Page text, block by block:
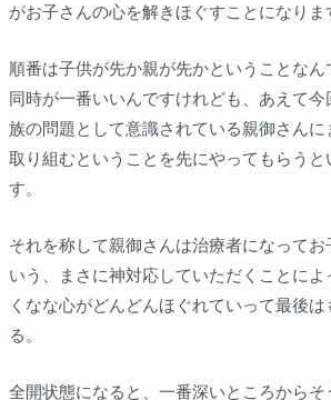
がお子さんの心を解きほぐすことになりま
順番は子供が先か親が先かということな
同時が一番いいんですけれども、あえて
族の問題として意識されている親御さんに
取り組むということを先にやってもらうと
す。
それを称して親御さんは治療者になってお
いう、まさに神対応していただくことによ
くなな心がどんどんほぐれていって最後
る。
全開状態になると、一番深いところからそ